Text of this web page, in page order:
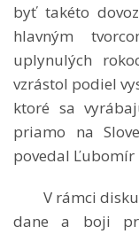
byť takéto
hlavným
uplynulých
vzrástol podiel
ktoré sa
priamo na
povedal Ľubomír
V rámci
dane a boji